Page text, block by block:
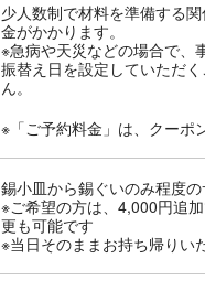
少人数制で材料を準備する
金がかかります。
※急病や天災などの場合で、
振替え日を設定していただ
ん。
※「ご予約料金」は、クーポ
錫小皿から錫ぐいのみ程度の
※ご希望の方は、4,000円追
更も可能です
※当日そのままお持ち帰りい